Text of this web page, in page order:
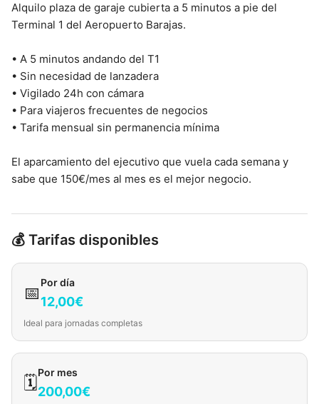
Alquilo plaza de garaje cubierta a 5 minutos a pie del
Terminal 1 del Aeropuerto Barajas.
• A 5 minutos andando del T1
• Sin necesidad de lanzadera
• Vigilado 24h con cámara
• Para viajeros frecuentes de negocios
• Tarifa mensual sin permanencia mínima
El aparcamiento del ejecutivo que vuela cada semana y
sabe que 150€/mes al mes es el mejor negocio.
💰 Tarifas disponibles
📅
Por día
12,00€
Ideal para jornadas completas
🗓️
Por mes
200,00€